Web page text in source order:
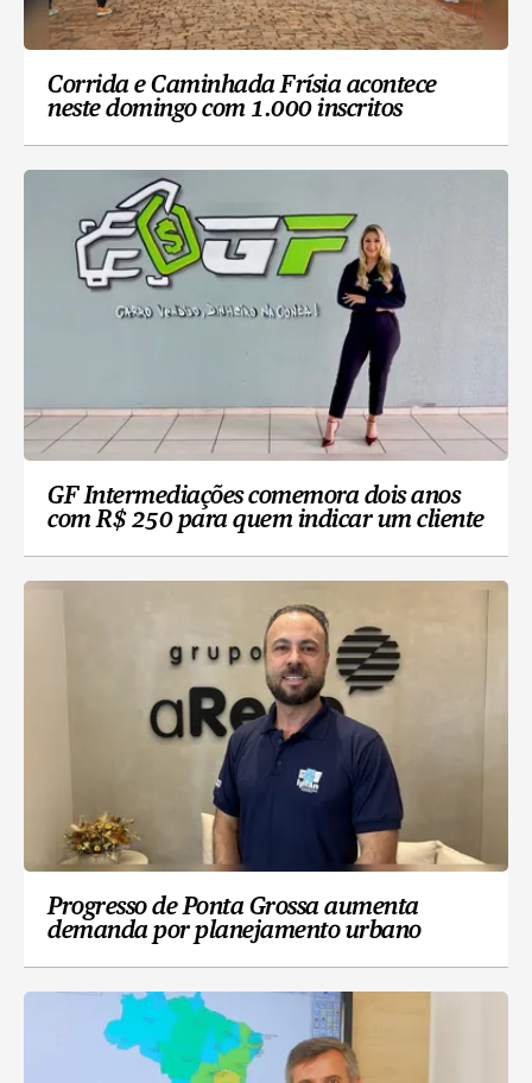
Corrida e Caminhada Frísia acontece
neste domingo com 1.000 inscritos
GF Intermediações comemora dois anos
com R$ 250 para quem indicar um cliente
Progresso de Ponta Grossa aumenta
demanda por planejamento urbano